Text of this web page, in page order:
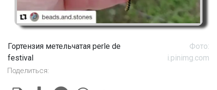
Гортензия метельчатая perle de
festival
Фото:
i.pinimg.com
Поделиться: